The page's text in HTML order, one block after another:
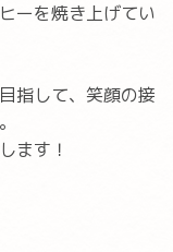
ーを焼き上げてい
指して、笑顔の接
ます！